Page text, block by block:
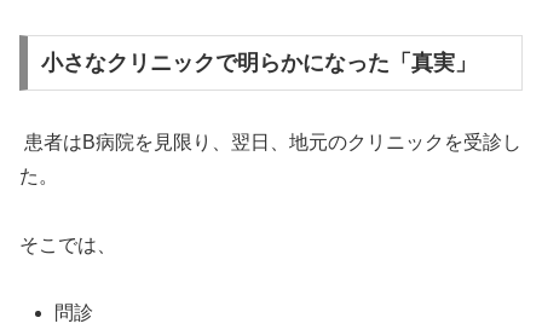
小さなクリニックで明らかになった「真実」
患者はB病院を見限り、翌日、地元のクリニックを受診し
た。
そこでは、
問診